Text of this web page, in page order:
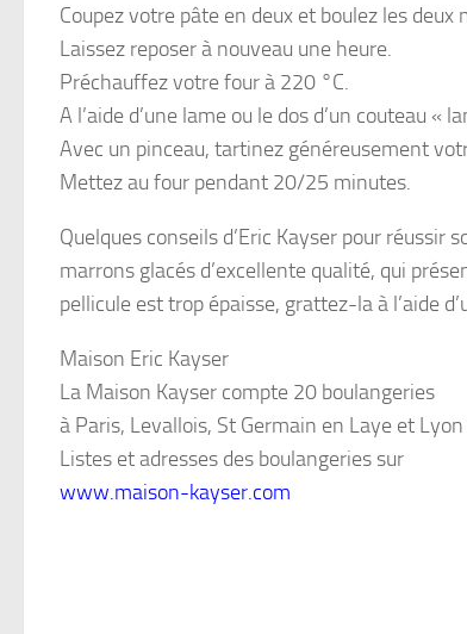
Coupez votre pâte en deux et boulez les deux
Laissez reposer à nouveau une heure.
Préchauffez votre four à 220 °C.
A l’aide d’une lame ou le dos d’un couteau «
Avec un pinceau, tartinez généreusement
Mettez au four pendant 20/25 minutes.
Quelques conseils d’Eric Kayser pour
marrons glacés d’excellente qualité, qui
pellicule est trop épaisse, grattez-la à l’aide
Maison Eric Kayser
La Maison Kayser compte 20 boulangeries
à Paris, Levallois, St Germain en Laye et Lyon
Listes et adresses des boulangeries sur
www.maison-kayser.com